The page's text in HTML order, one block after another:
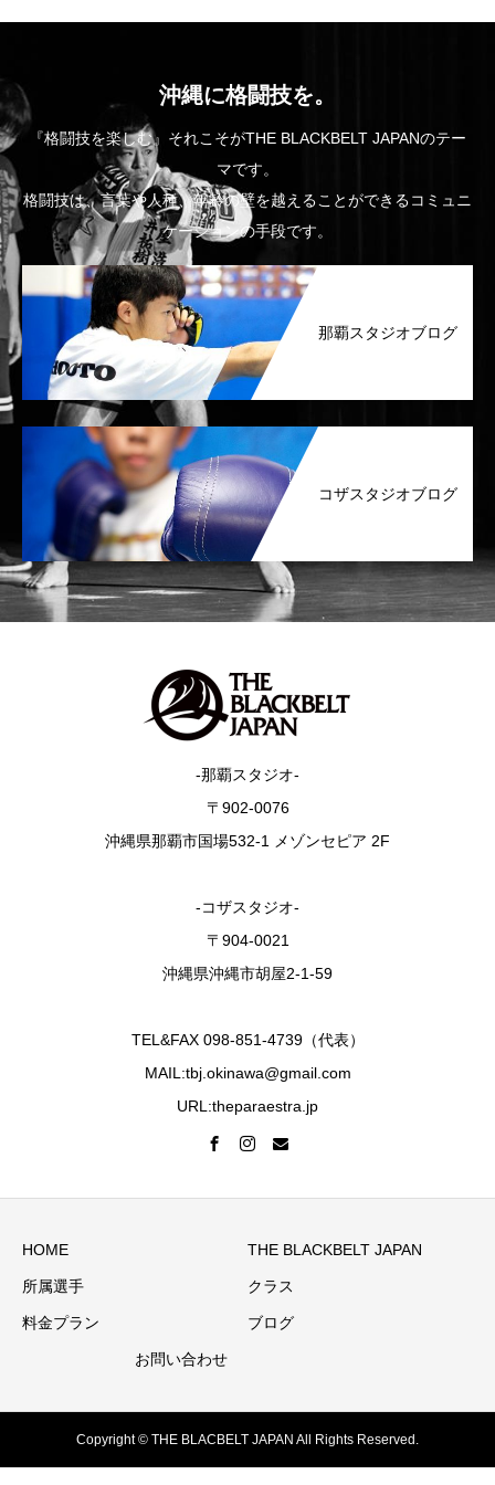
沖縄に格闘技を。
『格闘技を楽しむ』それこそがTHE BLACKBELT JAPANのテー
マです。
格闘技は、言葉や人種、年齢の壁を越えることができるコミュニ
ケーションの手段です。
那覇スタジオブログ
コザスタジオブログ
-那覇スタジオ-
〒902-0076
沖縄県那覇市国場532-1 メゾンセピア 2F
-コザスタジオ-
〒904-0021
沖縄県沖縄市胡屋2-1-59
TEL&FAX 098-851-4739（代表）
MAIL:tbj.okinawa@gmail.com
URL:theparaestra.jp
HOME THE BLACKBELT JAPAN
所属選手 クラス
料金プラン ブログ
お問い合わせ
Copyright © THE BLACBELT JAPAN All Rights Reserved.